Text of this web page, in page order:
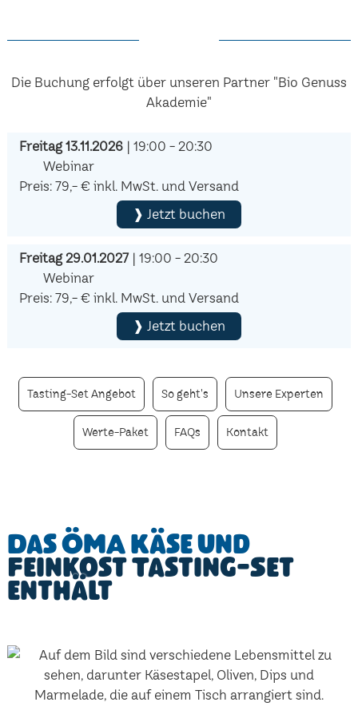
Die Buchung erfolgt über unseren Partner "Bio Genuss
Akademie"
Freitag 13.11.2026| 19:00 - 20:30
Webinar
Preis: 79,- € inkl. MwSt. und Versand
❱ Jetzt buchen
Freitag 29.01.2027| 19:00 - 20:30
Webinar
Preis: 79,- € inkl. MwSt. und Versand
❱ Jetzt buchen
Tasting-Set Angebot So geht's Unsere Experten
Werte-Paket FAQs Kontakt
Das ÖMA Käse und
Feinkost Tasting-Set
enthält